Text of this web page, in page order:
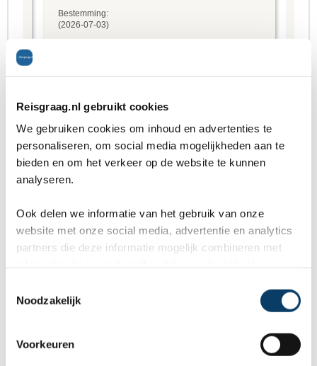
Reisgraag.nl gebruikt cookies
We gebruiken cookies om inhoud en advertenties te
personaliseren, om social media mogelijkheden aan te
bieden en om het verkeer op de website te kunnen
analyseren.
Ook delen we informatie van het gebruik van onze
website met onze social media, advertentie en analytics
partners die deze informatie mogelijk combineren met
Noodzakelijk
Voorkeuren
Bestemming:
(2026-07-03)
Wij, Jolanda en Marcel hebben
een fantastische vakantie mogen
genieten op Mauritus. De
aangeboden reis via Reisgraag
is prima uitgebalanceerd om alle
mooie dingen van het eiland te
kunnen ontdekken...
reisexperts maken gratis en vrijblijvend een